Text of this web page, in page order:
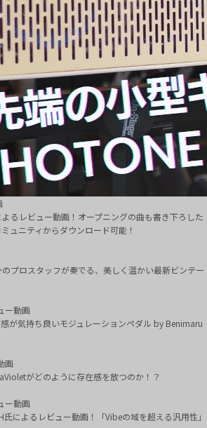
るレビュー動画！オープニングの曲も書き下ろした
ュニティからダウンロード可能！
プロスタッフが奏でる、美しく温かい最新ビンテー
ー動画
が気持ち良いモジュレーションペダル by Benimaru
画
がどのように存在感を放つのか！？
ー動画
氏によるレビュー動画！「Vibeの域を超える汎用性」